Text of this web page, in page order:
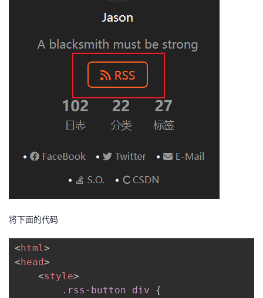
将下面的代码
< html>
< head>
<style>
.rss-button div
{